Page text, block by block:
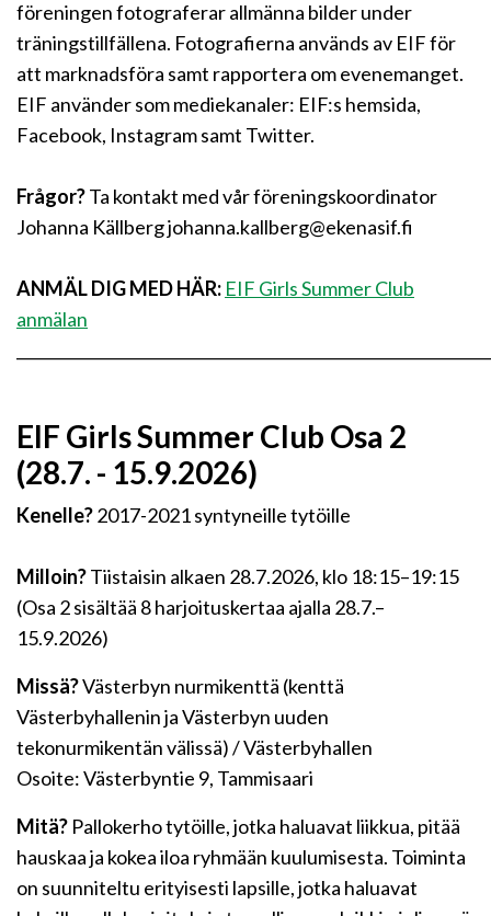
föreningen fotograferar allmänna bilder under
träningstillfällena. Fotografierna används av EIF för
att marknadsföra samt rapportera om evenemanget.
EIF använder som mediekanaler: EIF:s hemsida,
Facebook, Instagram samt Twitter.
Frågor?Ta kontakt med vår föreningskoordinator
Johanna Källberg johanna.kallberg@ekenasif.fi
ANMÄL DIG MED HÄR: EIF Girls Summer Club
anmälan
EIF Girls Summer Club Osa 2
(28.7. - 15.9.2026)
Kenelle?2017-2021 syntyneille tytöille
Milloin?Tiistaisin alkaen 28.7.2026, klo 18:15–19:15
(Osa 2 sisältää 8 harjoituskertaa ajalla 28.7.–
15.9.2026)
Missä?Västerbyn nurmikenttä (kenttä
Västerbyhallenin ja Västerbyn uuden
tekonurmikentän välissä) / Västerbyhallen
Osoite: Västerbyntie 9, Tammisaari
Mitä? Pallokerho tytöille, jotka haluavat liikkua, pitää
hauskaa ja kokea iloa ryhmään kuulumisesta. Toiminta
on suunniteltu erityisesti lapsille, jotka haluavat